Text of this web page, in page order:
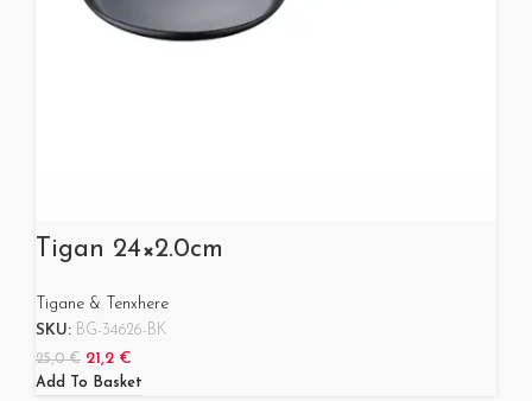
Tigan 24×2.0cm
Tigane & Tenxhere
SKU: BG-34626-BK
25,0€ 21,2 €
Add To Basket